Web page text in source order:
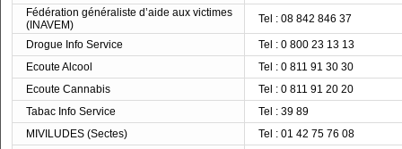
Fédération généraliste d’aide aux victimes
(INAVEM)
Tel : 08 842 846 37
Drogue Info Service
Tel : 0 800 23 13 13
Ecoute Alcool
Tel : 0 811 91 30 30
Ecoute Cannabis
Tel : 0 811 91 20 20
Tabac Info Service
Tel : 39 89
MIVILUDES (Sectes)
Tel : 01 42 75 76 08